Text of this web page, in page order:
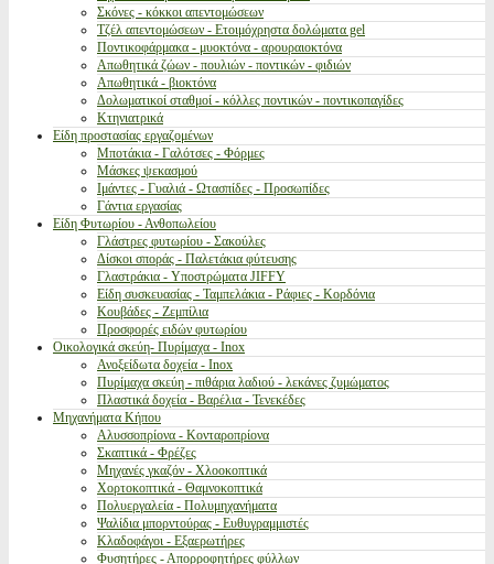
Σκόνες - κόκκοι απεντομώσεων
Τζέλ απεντομώσεων - Ετοιμόχρηστα δολώματα gel
Ποντικοφάρμακα - μυοκτόνα - αρουραιοκτόνα
Απωθητικά ζώων - πουλιών - ποντικών - φιδιών
Απωθητικά - βιοκτόνα
Δολωματικοί σταθμοί - κόλλες ποντικών - ποντικοπαγίδες
Κτηνιατρικά
Είδη προστασίας εργαζομένων
Μποτάκια - Γαλότσες - Φόρμες
Μάσκες ψεκασμού
Ιμάντες - Γυαλιά - Ωτασπίδες - Προσωπίδες
Γάντια εργασίας
Είδη Φυτωρίου - Ανθοπωλείου
Γλάστρες φυτωρίου - Σακούλες
Δίσκοι σποράς - Παλετάκια φύτευσης
Γλαστράκια - Υποστρώματα JIFFY
Είδη συσκευασίας - Ταμπελάκια - Ράφιες - Κορδόνια
Κουβάδες - Ζεμπίλια
Προσφορές ειδών φυτωρίου
Οικολογικά σκεύη- Πυρίμαχα - Inox
Ανοξείδωτα δοχεία - Inox
Πυρίμαχα σκεύη - πιθάρια λαδιού - λεκάνες ζυμώματος
Πλαστικά δοχεία - Βαρέλια - Τενεκέδες
Μηχανήματα Κήπου
Αλυσσοπρίονα - Κονταροπρίονα
Σκαπτικά - Φρέζες
Μηχανές γκαζόν - Χλοοκοπτικά
Χορτοκοπτικά - Θαμνοκοπτικά
Πολυεργαλεία - Πολυμηχανήματα
Ψαλίδια μπορντούρας - Ευθυγραμμιστές
Κλαδοφάγοι - Εξαερωτήρες
Φυσητήρες - Απορροφητήρες φύλλων